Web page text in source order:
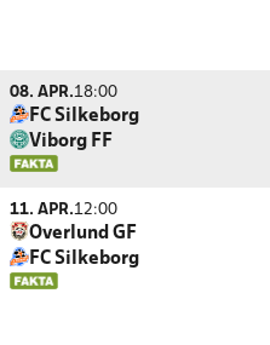
08. APR.18:00
FC Silkeborg
Viborg FF
11. APR.12:00
Overlund GF
FC Silkeborg